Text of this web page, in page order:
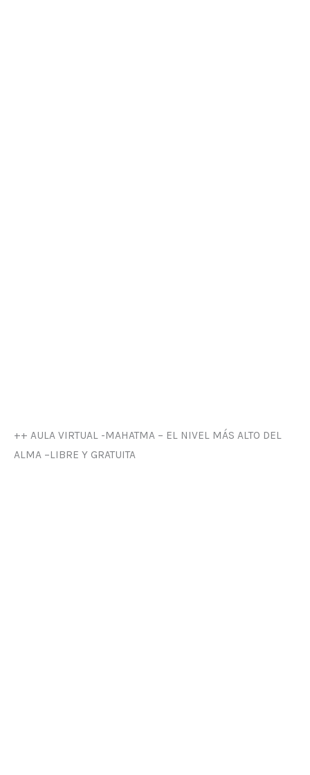
++ AULA VIRTUAL -MAHATMA – EL NIVEL MÁS ALTO DEL
ALMA –LIBRE Y GRATUITA